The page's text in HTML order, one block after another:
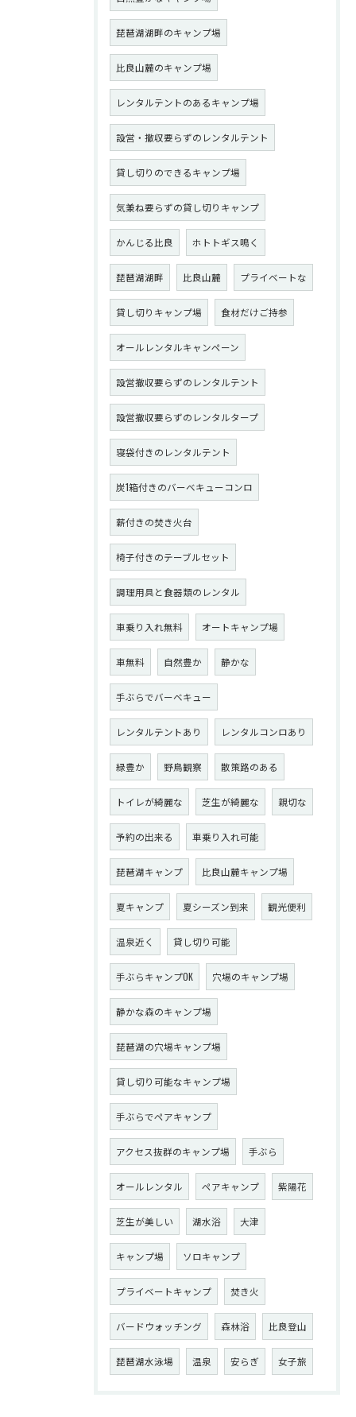
琵琶湖湖畔のキャンプ場
比良山麓のキャンプ場
レンタルテントのあるキャンプ場
設営・撤収要らずのレンタルテント
貸し切りのできるキャンプ場
気兼ね要らずの貸し切りキャンプ
かんじる比良 ホトトギス鳴く
琵琶湖湖畔 比良山麓 プライベートな
貸し切りキャンプ場 食材だけご持参
オールレンタルキャンペーン
設営撤収要らずのレンタルテント
設営撤収要らずのレンタルタープ
寝袋付きのレンタルテント
炭1箱付きのバーベキューコンロ
薪付きの焚き火台
椅子付きのテーブルセット
調理用具と食器類のレンタル
車乗り入れ無料 オートキャンプ場
車無料 自然豊か 静かな
手ぶらでバーベキュー
レンタルテントあり レンタルコンロあり
緑豊か 野鳥観察 散策路のある
トイレが綺麗な 芝生が綺麗な 親切な
予約の出来る 車乗り入れ可能
琵琶湖キャンプ 比良山麓キャンプ場
夏キャンプ 夏シーズン到来 観光便利
温泉近く 貸し切り可能
手ぶらキャンプOK 穴場のキャンプ場
静かな森のキャンプ場
琵琶湖の穴場キャンプ場
貸し切り可能なキャンプ場
手ぶらでペアキャンプ
アクセス抜群のキャンプ場 手ぶら
オールレンタル ペアキャンプ 紫陽花
芝生が美しい 湖水浴 大津
キャンプ場 ソロキャンプ
プライベートキャンプ 焚き火
バードウォッチング 森林浴 比良登山
琵琶湖水泳場 温泉 安らぎ 女子旅